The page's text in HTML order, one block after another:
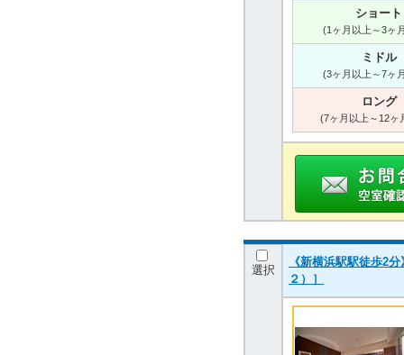
ショート
(1ヶ月以上～3ヶ
ミドル
(3ヶ月以上～7ヶ
ロング
(7ヶ月以上～12ヶ
選択
《新横浜駅駅徒歩2
２）］